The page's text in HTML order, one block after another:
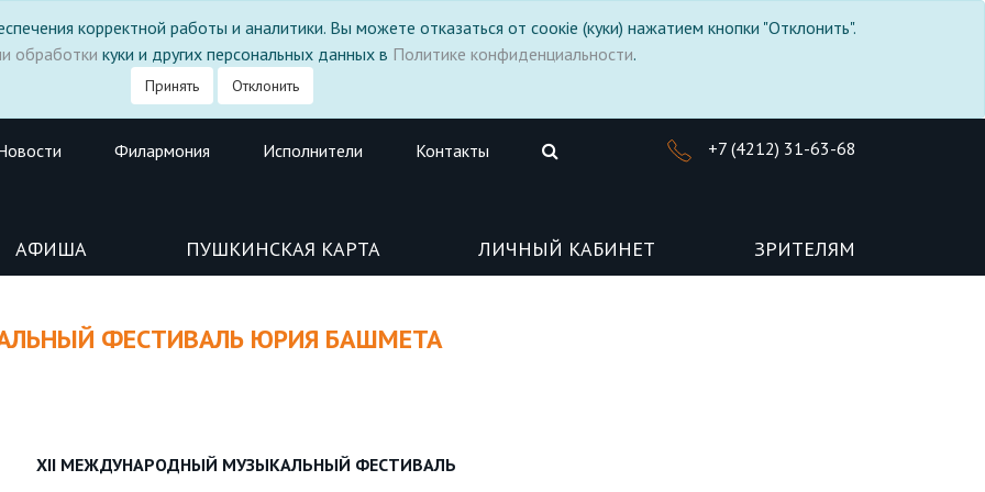
корректной работы и аналитики. Вы можете отказаться от соокіе (куки) нажатием кнопки "Отклонить".
обработки куки и других персональных данных в Политике конфиденциальности.
Принять Отклонить
Филармония Исполнители Контакты +7 (4212) 31-63-68
АФИША ПУШКИНСКАЯ КАРТА ЛИЧНЫЙ КАБИНЕТ ЗРИТЕЛЯМ
ФЕСТИВАЛЬ ЮРИЯ БАШМЕТА
XII МЕЖДУНАРОДНЫЙ МУЗЫКАЛЬНЫЙ ФЕСТИВАЛЬ